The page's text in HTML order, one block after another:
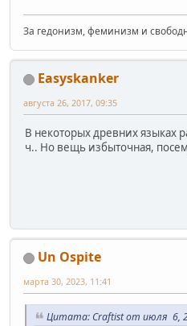
За гедонизм, феминизм и
Easyskanker
августа 26, 2017, 09:35
В некоторых древних языках
ч.. Но вещь избыточная,
Un Ospite
марта 30, 2023, 11:41
Цитата: Craftist от июля 6,